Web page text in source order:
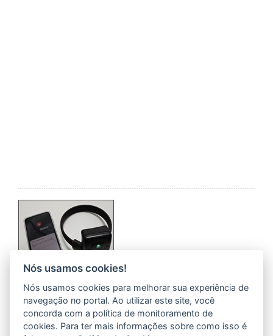
Aprovado pelo Senado, monitoramento de
agressores com tornozeleira eletrônica já é
adotado no Espírito Santo
30/03/2026 13H13 - ATUALIZADO EM 30/03/2026 14H03
Nós usamos cookies!
Nós usamos cookies para melhorar sua experiência de
navegação no portal. Ao utilizar este site, você
concorda com a política de monitoramento de
cookies. Para ter mais informações sobre como isso é